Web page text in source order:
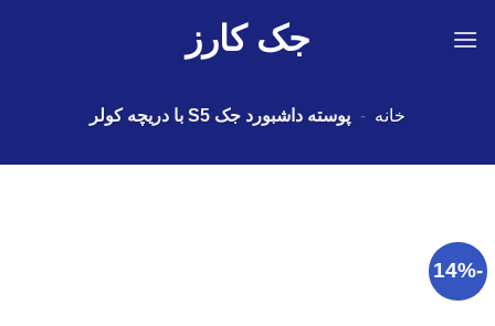
جک کارز
خانه - پوسته داشبورد جک S5 با دریچه کولر
-14%